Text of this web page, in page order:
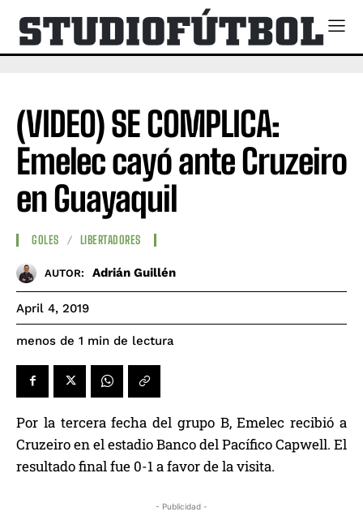
(VIDEO) SE COMPLICA:
Emelec cayó ante Cruzeiro
en Guayaquil
GOLES LIBERTADORES
AUTOR: Adrián Guillén
April 4, 2019
menos de 1 min de lectura
Por la tercera fecha del grupo B, Emelec recibió a
Cruzeiro en el estadio Banco del Pacífico Capwell. El
resultado final fue 0-1 a favor de la visita.
- Publicidad -